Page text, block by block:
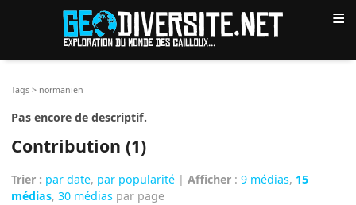
≡
Tags > normanien
Pas encore de descriptif.
Contribution (1)
Trier : par date, par popularité |Afficher :9 médias, 15
médias,30 médias par page